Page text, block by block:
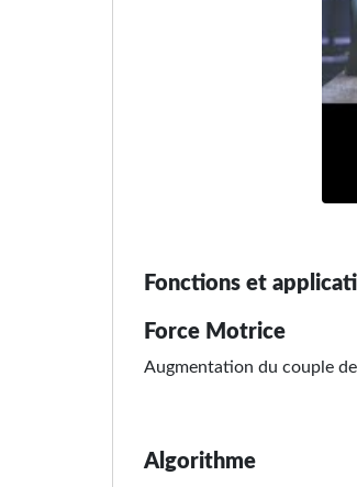
Fonctions et
Force Motrice
Augmentation du couple
Algorithme